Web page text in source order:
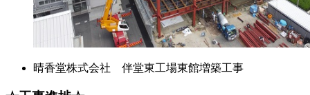
晴香堂株式会社 伴堂東工場東館増築工事